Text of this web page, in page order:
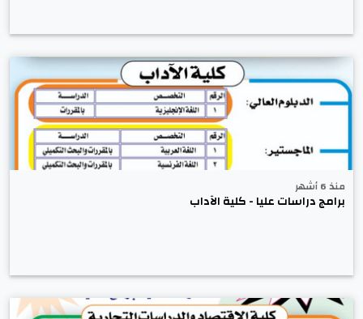
منذ 6 أشهر
برامج دراسات عليا - كلية الآداب